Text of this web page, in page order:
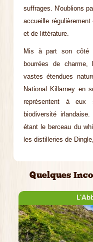
suffrages. N'oublions
accueille
et de littérature.
Mis à part son côté
bourrées de
vastes étendues
National Killarney en
représentent à
biodiversité
étant le berceau du
les distilleries de
Quelques